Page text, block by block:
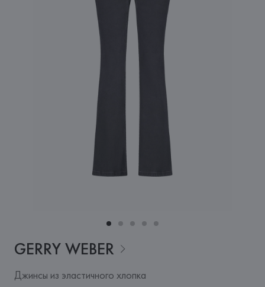
GERRY WEBER
Джинсы из эластичного хлопка